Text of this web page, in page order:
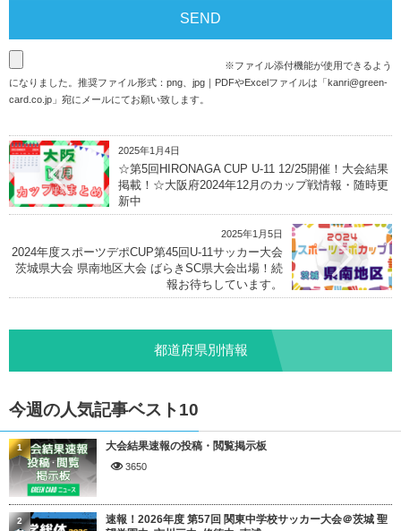
※ファイル添付機能が使用できるよう
になりました。推奨ファイル形式：png、jpg｜PDFやExcelファイルは「kanri@green-
card.co.jp 」宛にメールにてお願い致します。
2025年1月4日
☆第5回HIRONAGA CUP U-11 12/25開催！大会結果
掲載！☆大阪府2024年12月のカップ戦情報・随時更
新中
2025年1月5日
2024年度スポーツデポCUP第45回U-11サッカー大会
茨城県大会 県南地区大会 ばらきSC県大会出場！続
報お待ちしています。
都道府県別情報
今週の人気記事ベスト10
大会結果速報の投稿・閲覧掲示板
3650
1
速報！2026年度 第57回 関東中学校サッカー大会＠茨城 聖
2